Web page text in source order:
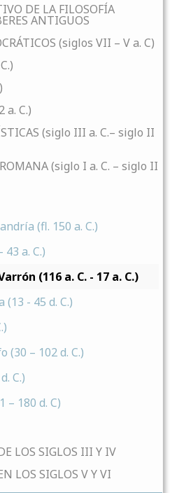
DE LA FILOSOFÍA
ANTIGUOS
(siglos VII – V a. C)
a. C.)
(siglo III a. C.– siglo II
(siglo I a. C. – siglo II
(fl. 150 a. C.)
43 a. C.)
(116 a. C. - 17 a. C.)
- 45 d. C.)
(30 – 102 d. C.)
C.)
– 180 d. C)
LOS SIGLOS III Y IV
LOS SIGLOS V Y VI